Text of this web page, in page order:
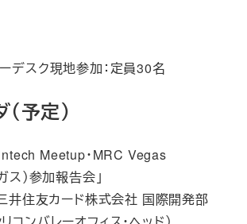
ーデスク現地参加：定員30名
予定）
Meetup・MRC Vegas
ス）参加報告会」
井住友カード株式会社 国際開発部